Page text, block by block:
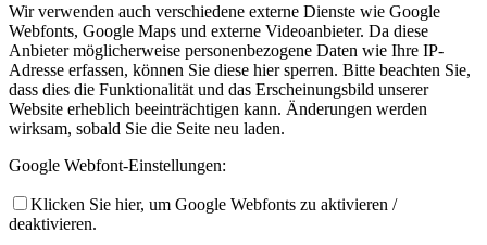
Wir verwenden auch verschiedene externe Dienste wie Google
Webfonts, Google Maps und externe Videoanbieter. Da diese
Anbieter möglicherweise personenbezogene Daten wie Ihre IP-
Adresse erfassen, können Sie diese hier sperren. Bitte beachten Sie,
dass dies die Funktionalität und das Erscheinungsbild unserer
Website erheblich beeinträchtigen kann. Änderungen werden
wirksam, sobald Sie die Seite neu laden.
Google Webfont-Einstellungen:
Klicken Sie hier, um Google Webfonts zu aktivieren /
deaktivieren.